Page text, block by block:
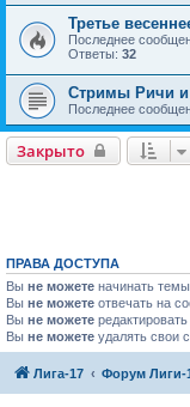
Третье
Последнее
Ответы: 32
Стримы Ричи и
Последнее
Закрыто
ПРАВА ДОСТУПА
Вы не можете начинать темы
Вы не можете отвечать на
Вы не можете
Вы не можете удалять свои
Лига-17 Форум Лиги-